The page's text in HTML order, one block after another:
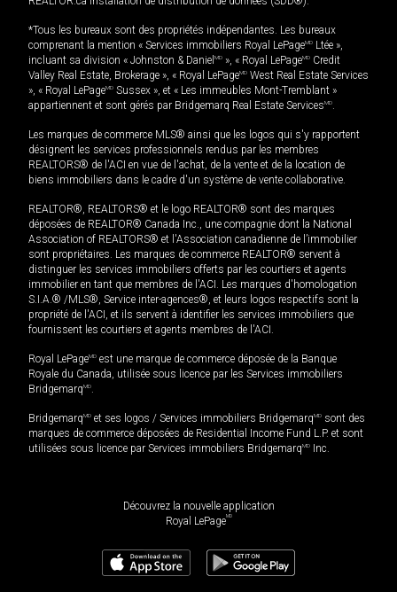
*Tous les bureaux sont des propriétés indépendantes. Les bureaux
comprenant la mention « Services immobiliers Royal LePageMD Ltée »,
incluant sa division « Johnston & Daniel MD », « Royal LePageMD Credit
Valley Real Estate, Brokerage », « Royal LePageMD West Real Estate Services
», « Royal LePageMD Sussex », et « Les immeubles Mont-Tremblant »
appartiennent et sont gérés par Bridgemarq Real Estate ServicesMD
Les marques de commerce MLS® ainsi que les logos qui s'y rapportent
désignent les services professionnels rendus par les membres
REALTORS® de l'ACI en vue de l'achat, de la vente et de la location de
biens immobiliers dans le cadre d'un système de vente collaborative.
REALTOR®, REALTORS® et le logo REALTOR® sont des marques
déposées de REALTOR® Canada Inc., une compagnie dont la National
Association of REALTORS® et l'Association canadienne de l’immobilier
sont propriétaires. Les marques de commerce REALTOR® servent à
distinguer les services immobiliers offerts par les courtiers et agents
immobilier en tant que membres de l'ACI. Les marques d'homologation
S.I.A.® /MLS®, Service inter-agences®, et leurs logos respectifs sont la
propriété de l'ACI, et ils servent à identifier les services immobiliers que
fournissent les courtiers et agents membres de l'ACI.
Royal LePageMD est une marque de commerce déposée de la Banque
Royale du Canada, utilisée sous licence par les Services immobiliers
BridgemarqMD
BridgemarqMD et ses logos / Services immobiliers BridgemarqMD sont des
marques de commerce déposées de Residential Income Fund L.P. et sont
utilisées sous licence par Services immobiliers BridgemarqMD Inc.
Découvrez la nouvelle application
Royal LePageMD